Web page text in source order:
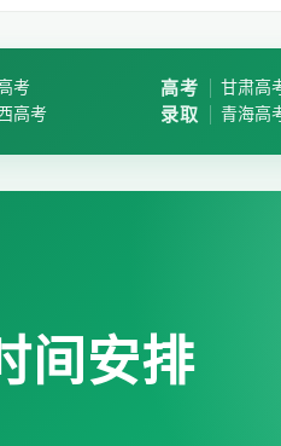
考
高考
高考 甘肃高
录取 青海高
间安排